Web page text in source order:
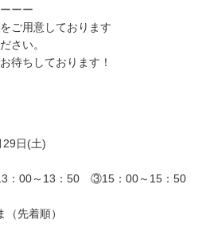
ーー
ご用意しております
さい。
待ちしております！
日(土)
00～13：50 ③15：00～15：50
先着順）